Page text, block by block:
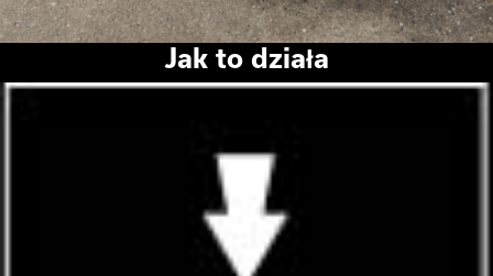
Jak to działa